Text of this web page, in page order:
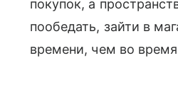
покупок, а
пообедать, зайти в
времени, чем во